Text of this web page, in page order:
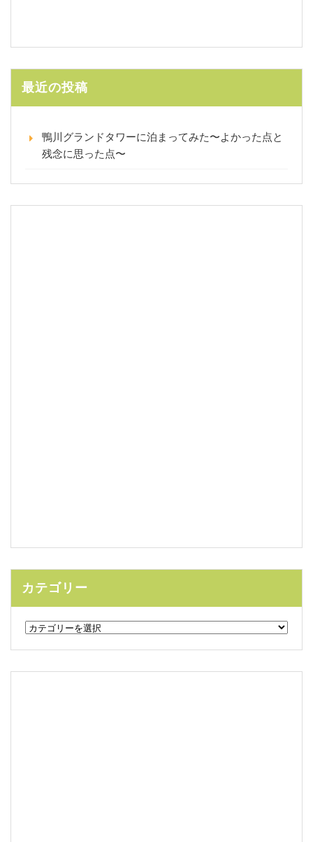
最近の投稿
鴨川グランドタワーに泊まってみた〜よかった点と
残念に思った点〜
カテゴリー
カ
リ